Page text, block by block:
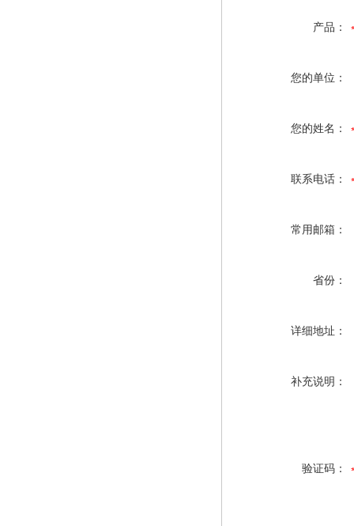
产品：
您的单位：
您的姓名：
联系电话：
常用邮箱：
省份：
详细地址：
补充说明：
验证码：